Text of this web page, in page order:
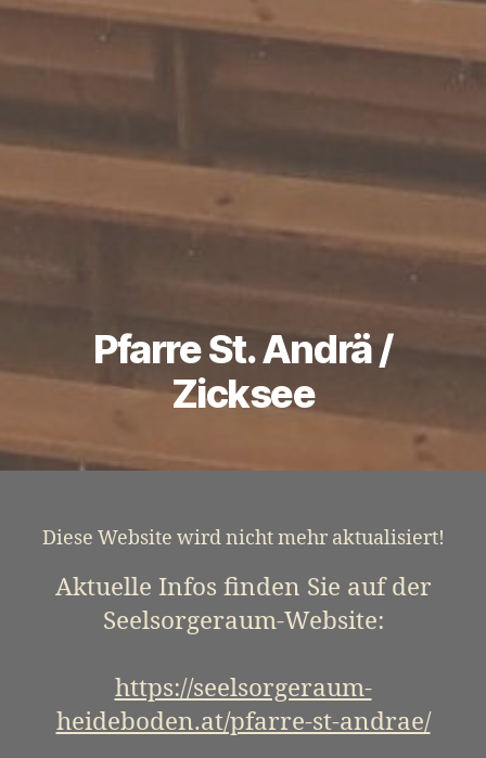
Pfarre St. Andrä /
Zicksee
Diese Website wird nicht mehr aktualisiert!
Aktuelle Infos finden Sie auf der
Seelsorgeraum-Website:
https://seelsorgeraum-
heideboden.at/pfarre-st-andrae/